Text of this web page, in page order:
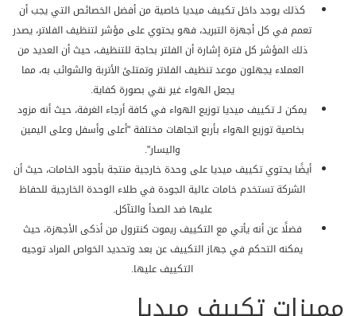
كذلك يوجد داخل تكييف ميديا خاصية من أفضل الخصائص التي يجب أن
تعمم في كل أجهزة التبريد، فهو يحتوي على مؤشر لتنظيف الفلاتر، يصدر
ذلك المؤشر كل فترة إشارة أن الفلتر بحاجة للتنظيف، حيث أن العديد من
العملاء يجهلون موعد تنظيف الفلاتر وتمتلئ الأتربة والشوائب به، مما
يجعل الهواء غير نقي بصورة كفاية.
يمكن لـ تكييف ميديا توزيع الهواء في كافة أرجاء الغرفة، حيث أنه مزود
بخاصية توزيع الهواء بأربع اتجاهات مختلفة "أعلى وأسفل وعلى اليمين
واليسار".
أيضًا يحتوي تكييف ميديا على وحدة خارجية منتجة بأجود الخامات، حيث أن
الشركة تستخدم خامات عالية الجودة في طلاء الوحدة الخارجية للحفاظ
عليها ضد الصدأ والتآكل.
فضلًا عن أنه يأتي مع التكييف ريموت كنترول من أذكى الأجهزة، حيث
يمكنه التحكم في جهاز التكييف عن بعد وتحديد الخواص المراد توجيه
التكييف عليها.